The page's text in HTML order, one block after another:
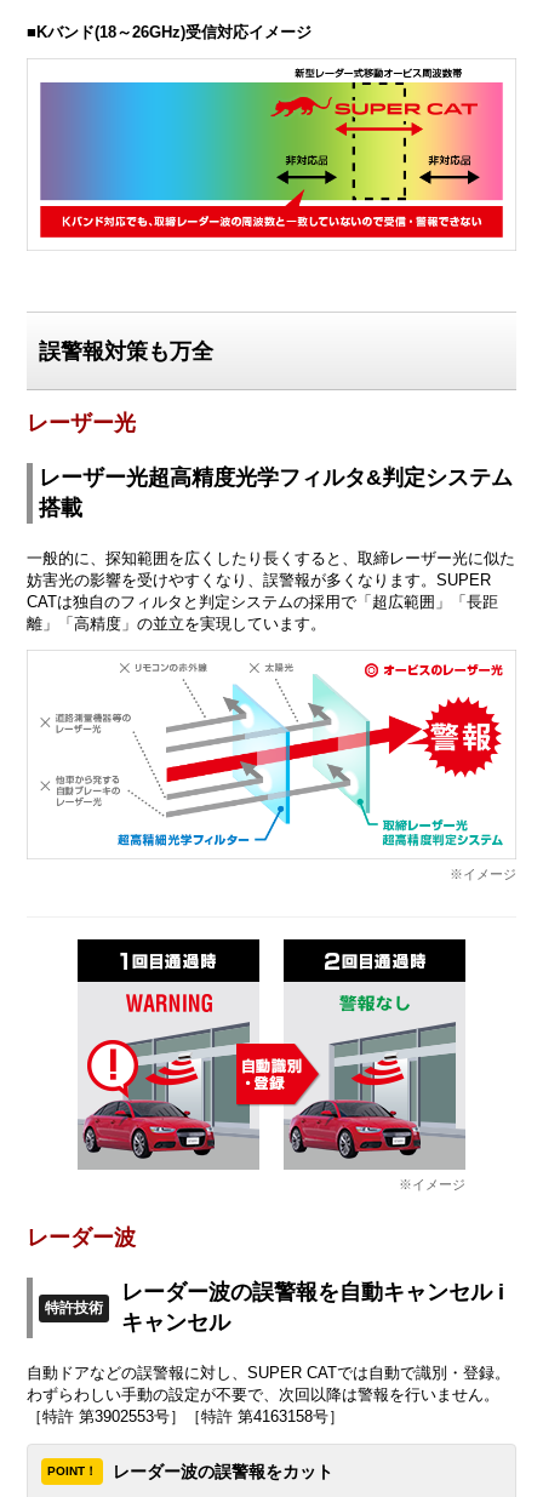
■Kバンド(18～26GHz)受信対応イメージ
誤警報対策も万全
レーザー光
レーザー光超高精度光学フィルタ&判定システム
搭載
一般的に、探知範囲を広くしたり長くすると、取締レーザー光に似た
妨害光の影響を受けやすくなり、誤警報が多くなります。SUPER
CATは独自のフィルタと判定システムの採用で「超広範囲」「長距
離」「高精度」の並立を実現しています。
※イメージ
※イメージ
レーダー波
特許技術
レーダー波の誤警報を自動キャンセル i
キャンセル
自動ドアなどの誤警報に対し、SUPER CATでは自動で識別・登録。
わずらわしい手動の設定が不要で、次回以降は警報を行いません。
［特許 第3902553号］［特許 第4163158号］
POINT！ レーダー波の誤警報をカット